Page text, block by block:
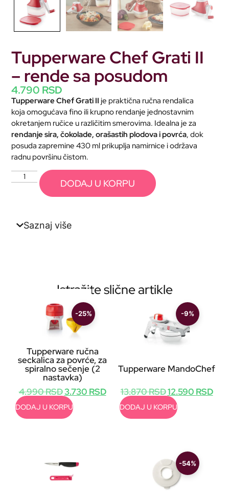
Tupperware Chef Grati II
– rende sa posudom
4.790 RSD
TupperwareChefGrati IIje praktična ručna rendalica
kojaomogućavafinoili krupno rendanjejednostavnim
okretanjem ručiceu različitimsmerovima. Idealnajeza
rendanjesira,čokolade,orašastihplodovaipovrća,dok
posudazapremine430 ml prikuplja namirniceiodržava
radnu površinučistom.
DODAJ U KORPU
Saznaj više
Istražite slične artikle
-25%
Tupperware ručna
seckalica za povrće, za
spiralno sečenje (2
nastavka)
4.990RSD3.730 RSD
DODAJ U KORPU
-9%
Tupperware MandoChef
13.870RSD12.590 RSD
DODAJ U KORPU
-54%